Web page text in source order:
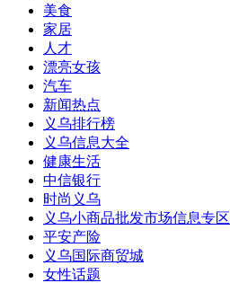
美食
家居
人才
漂亮女孩
汽车
新闻热点
义乌排行榜
义乌信息大全
健康生活
中信银行
时尚义乌
义乌小商品批发市场信息专区
平安产险
义乌国际商贸城
女性话题